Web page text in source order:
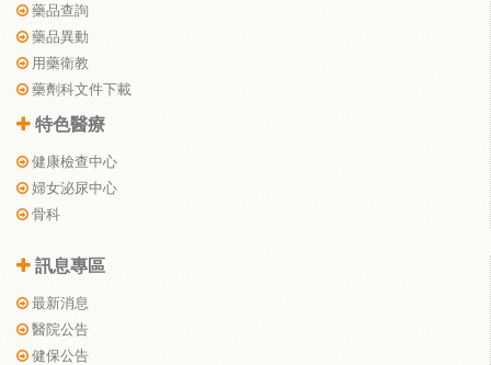
藥品查詢
藥品異動
用藥衛教
藥劑科文件下載
特色醫療
健康檢查中心
婦女泌尿中心
骨科
訊息專區
最新消息
醫院公告
健保公告